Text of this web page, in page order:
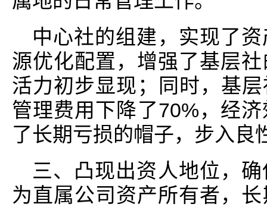
中心社的组建，实现了
源优化配置，增强了基层
活力初步显现；同时，基
管理费用下降了70%，经
了长期亏损的帽子，步入良
三、凸现出资人地位，
为直属公司资产所有者，